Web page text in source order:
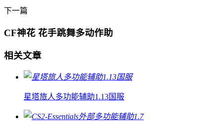
下一篇
CF神花 花手跳舞多动作助
相关文章
星塔旅人多功能辅助1.13国服